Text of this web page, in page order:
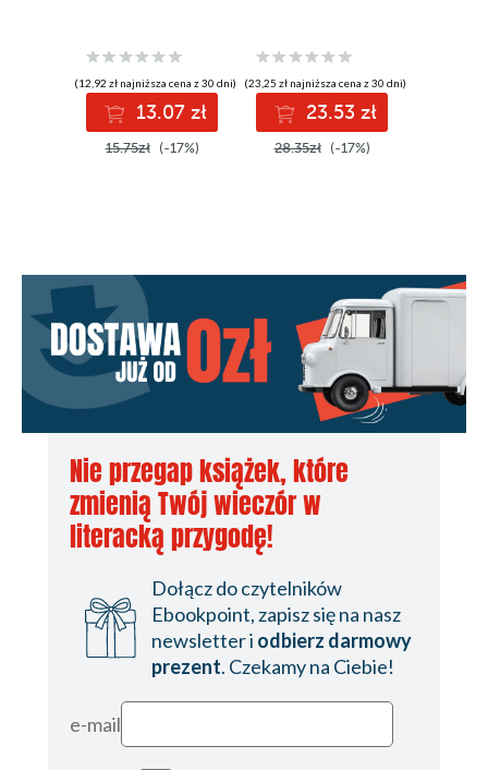
(12,92 zł najniższa cena z 30 dni)
13.07 zł
15.75zł (-17%)
(23,25 zł najniższa cena z 30 dni)
23.53 zł
28.35zł (-17%)
Nie przegap książek, które
zmienią Twój wieczór w
literacką przygodę!
Dołącz do czytelników
Ebookpoint, zapisz się na nasz
newsletter i odbierz darmowy
prezent. Czekamy na Ciebie!
e-mail